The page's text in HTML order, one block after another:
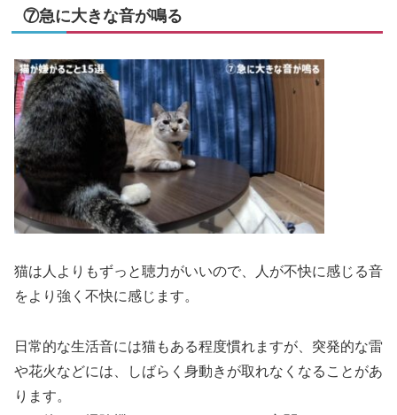
⑦急に大きな音が鳴る
猫は人よりもずっと聴力がいいので、人が不快に感じる音
をより強く不快に感じます。
日常的な生活音には猫もある程度慣れますが、突発的な雷
や花火などには、しばらく身動きが取れなくなることがあ
ります。